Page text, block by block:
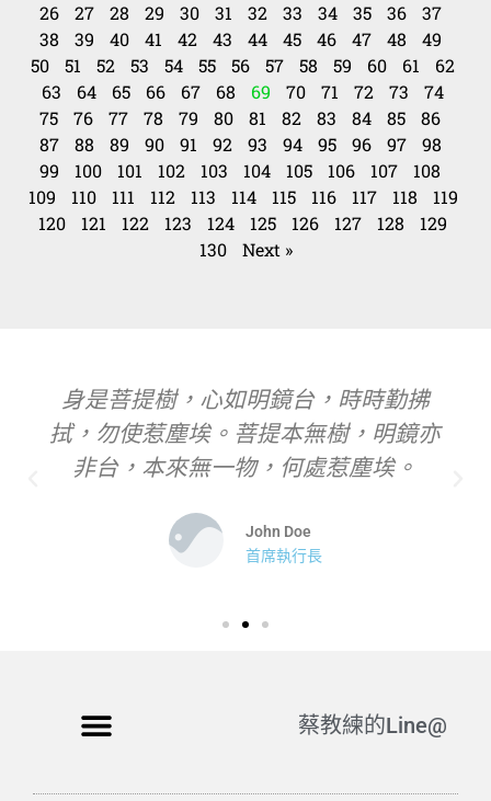
26
27 28 29 30 31 32 33 34 35 36
37
38
39 40 41 42 43 44 45 46 47 48
49
50
51 52 53 54 55 56 57 58 59 60 61
62
63
64 65 66 67 68 69 70 71 72 73
74
75
76 77 78 79 80 81 82 83 84 85
86
87
88 89 90 91 92 93 94 95 96 97
98
99
100 101 102 103 104 105 106 107
108
109
110 111 112 113 114 115 116 117 118
119
120
121 122 123 124 125 126 127 128
129
130
Next »
身是菩提樹，心如明鏡台，時時勤拂
拭，勿使惹塵埃。菩提本無樹，明鏡亦
非台，本來無一物，何處惹塵埃。
John Doe
首席執行長
蔡教練的Line@